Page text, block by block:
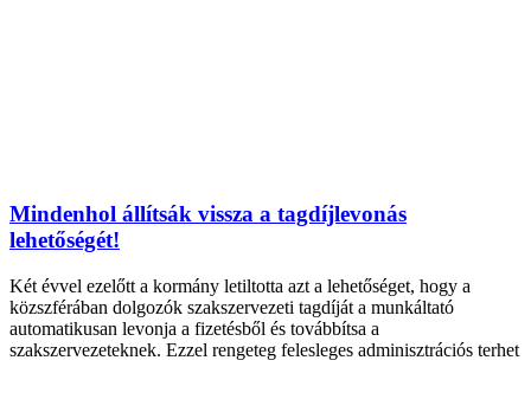
Mindenhol állítsák vissza a tagdíjlevonás
lehetőségét!
Két évvel ezelőtt a kormány letiltotta azt a lehetőséget, hogy a
közszférában dolgozók szakszervezeti tagdíját a munkáltató
automatikusan levonja a fizetésből és továbbítsa a
szakszervezeteknek. Ezzel rengeteg felesleges adminisztrációs terhet